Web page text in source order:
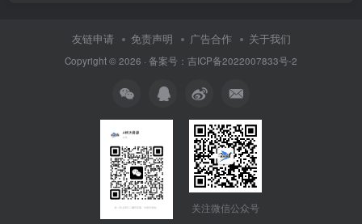
友链申请 免责声明 广告合作 关于我们
Copyright © 2026 · 备案号：吉ICP备2022007833号-2
关注微信公众号